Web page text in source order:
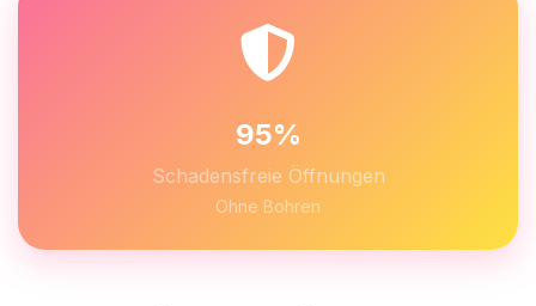
95%
Schadensfreie Öffnungen
Ohne Bohren